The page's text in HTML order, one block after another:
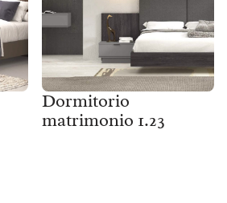
Dormitorio
matrimonio 1.23